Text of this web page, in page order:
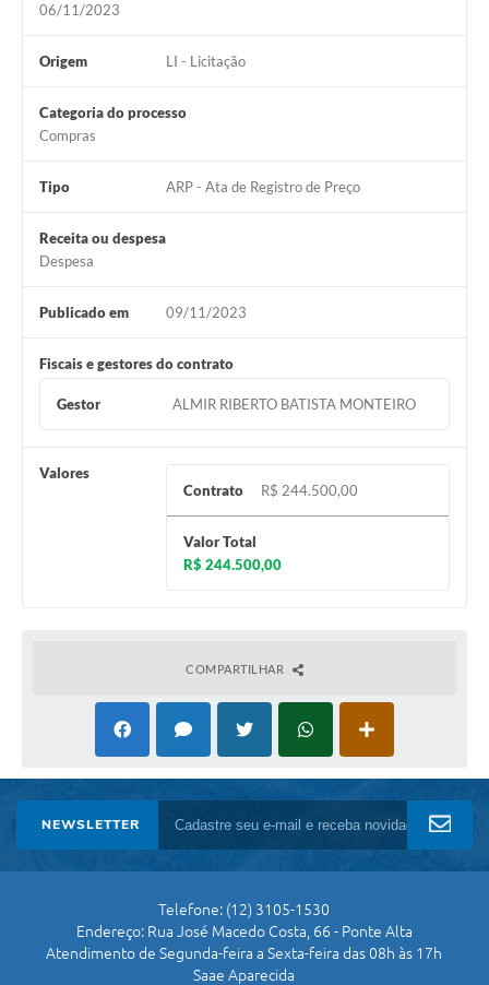
06/11/2023
Origem LI - Licitação
Categoria do processo
Compras
Tipo ARP - Ata de Registro de Preço
Receita ou despesa
Despesa
Publicado em 09/11/2023
Fiscais e gestores do contrato
Gestor ALMIR RIBERTO BATISTA MONTEIRO
Valores
Contrato
R$ 244.500,00
Valor Total
R$ 244.500,00
COMPARTILHAR
NEWSLETTER
Telefone: (12) 3105-1530
Endereço: Rua José Macedo Costa, 66 - Ponte Alta
Atendimento de Segunda-feira a Sexta-feira das 08h às 17h
Saae Aparecida